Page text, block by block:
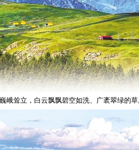
峨耸立，白云飘飘碧空如洗、广袤翠绿的